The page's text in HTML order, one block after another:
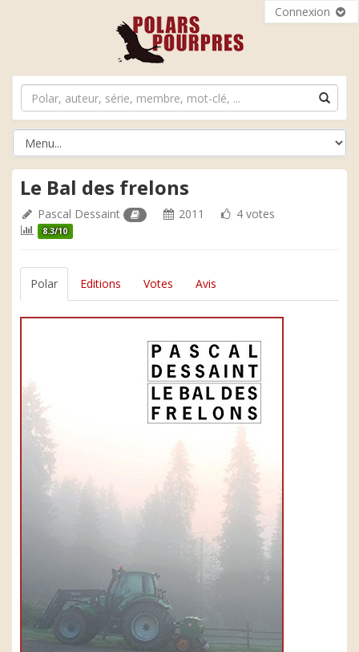
Connexion
Le Bal des frelons
Pascal Dessaint 2011 4 votes
8.3/10
Polar Editions Votes Avis